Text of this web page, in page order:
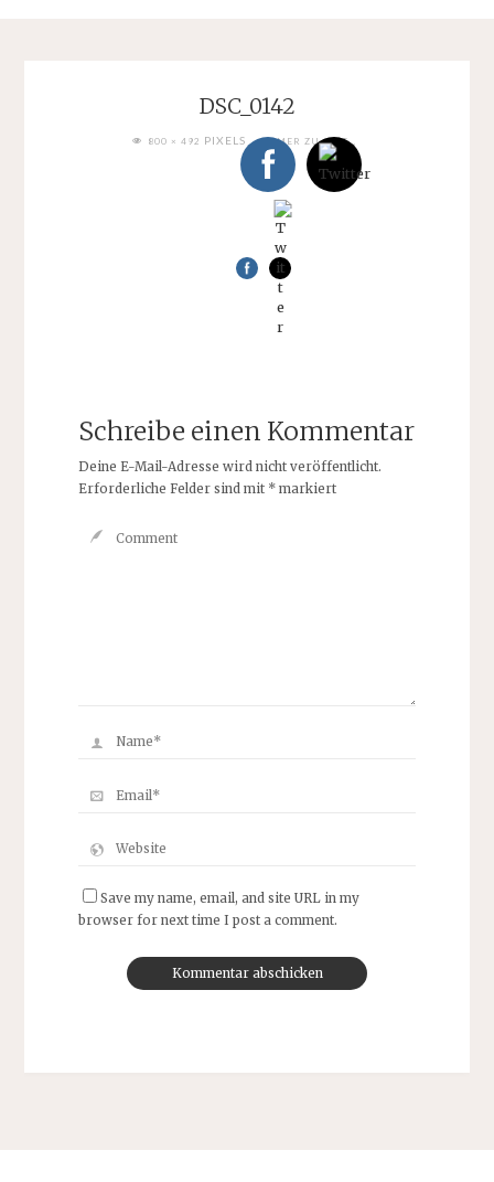
DSC_0142
FULL800 × 492 PIXELS IMMER ZU SPÄT…
Schreibe einen Kommentar
Deine E-Mail-Adresse wird nicht veröffentlicht.
Erforderliche Felder sind mit *markiert
Save my name, email, and site URL in my
browser for next time I post a comment.